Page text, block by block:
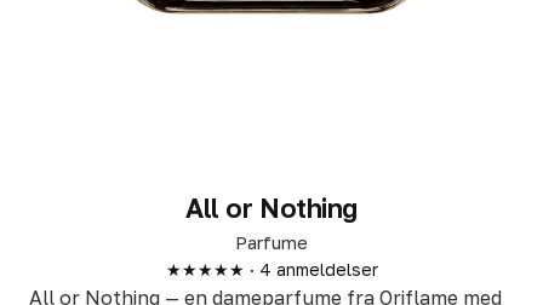
All or Nothing
Parfume
★★★★★ · 4 anmeldelser
All or Nothing — en dameparfume fra Oriflame med